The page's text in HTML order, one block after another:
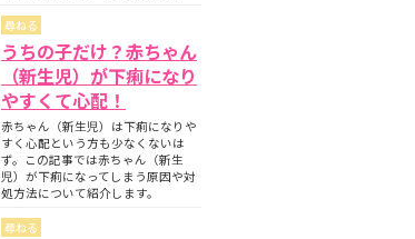
尋ねる
うちの子だけ？赤ちゃん
（新生児）が下痢になり
やすくて心配！
赤ちゃん（新生児）は下痢になりや
すく心配という方も少なくないは
ず。この記事では赤ちゃん（新生
児）が下痢になってしまう原因や対
処方法について紹介します。
尋ねる